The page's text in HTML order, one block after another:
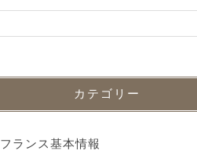
カテゴリー
フランス基本情報